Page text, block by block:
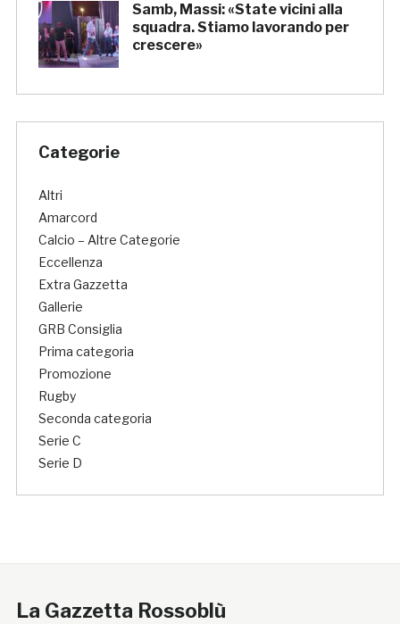
Samb, Massi: «State vicini alla
squadra. Stiamo lavorando per
crescere»
Categorie
Altri
Amarcord
Calcio – Altre Categorie
Eccellenza
Extra Gazzetta
Gallerie
GRB Consiglia
Prima categoria
Promozione
Rugby
Seconda categoria
Serie C
Serie D
La Gazzetta Rossoblù